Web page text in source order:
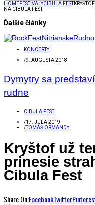
HOMEFESTIVALYCIBULA FEST
NA CIBULA FEST
Ďalšie články
KONCERTY
/9. AUGUSTA 2018
Dymytry sa
rudne
CIBULA FEST
/17. JÚLA 2019
/TOMÁŠ ORMANDY
Kryštof už
prinesie
Cibula Fest
Share On:FacebookTwitter